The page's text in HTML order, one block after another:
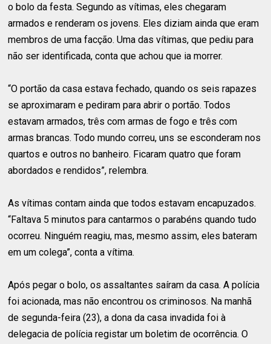
o bolo da festa. Segundo as vítimas, eles chegaram
armados e renderam os jovens. Eles diziam ainda que eram
membros de uma facção. Uma das vítimas, que pediu para
não ser identificada, conta que achou que ia morrer.
“O portão da casa estava fechado, quando os seis rapazes
se aproximaram e pediram para abrir o portão. Todos
estavam armados, três com armas de fogo e três com
armas brancas. Todo mundo correu, uns se esconderam nos
quartos e outros no banheiro. Ficaram quatro que foram
abordados e rendidos”, relembra.
As vítimas contam ainda que todos estavam encapuzados.
“Faltava 5 minutos para cantarmos o parabéns quando tudo
ocorreu. Ninguém reagiu, mas, mesmo assim, eles bateram
em um colega”, conta a vítima.
Após pegar o bolo, os assaltantes saíram da casa. A polícia
foi acionada, mas não encontrou os criminosos. Na manhã
de segunda-feira (23), a dona da casa invadida foi à
delegacia de polícia registar um boletim de ocorrência. O